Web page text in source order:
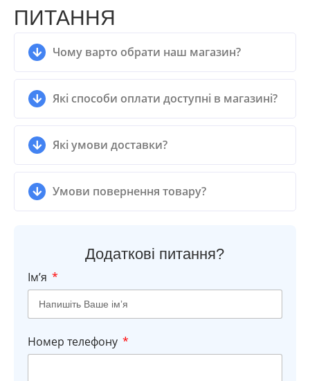
ПИТАННЯ
Чому варто обрати наш магазин?
Які способи оплати доступні в магазині?
Які умови доставки?
Умови повернення товару?
Додаткові питання?
Імʼя
Номер телефону